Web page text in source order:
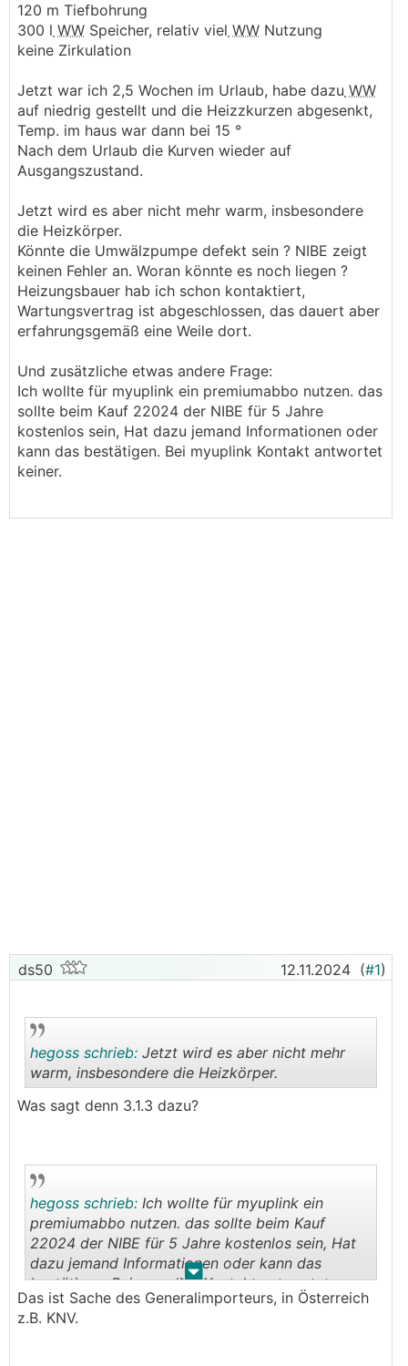
120 m Tiefbohrung
300 l WW Speicher, relativ viel WW Nutzung
keine Zirkulation
Jetzt war ich 2,5 Wochen im Urlaub, habe dazu WW
auf niedrig gestellt und die Heizzkurzen abgesenkt,
Temp. im haus war dann bei 15 °
Nach dem Urlaub die Kurven wieder auf
Ausgangszustand.
Jetzt wird es aber nicht mehr warm, insbesondere
die Heizkörper.
Könnte die Umwälzpumpe defekt sein ? NIBE zeigt
keinen Fehler an. Woran könnte es noch liegen ?
Heizungsbauer hab ich schon kontaktiert,
Wartungsvertrag ist abgeschlossen, das dauert aber
erfahrungsgemäß eine Weile dort.
Und zusätzliche etwas andere Frage:
Ich wollte für myuplink ein premiumabbo nutzen. das
sollte beim Kauf 22024 der NIBE für 5 Jahre
kostenlos sein, Hat dazu jemand Informationen oder
kann das bestätigen. Bei myuplink Kontakt antwortet
keiner.
ds50 12.11.2024 (#1)
hegoss schrieb: Jetzt wird es aber nicht mehr
warm, insbesondere die Heizkörper.
Was sagt denn 3.1.3 dazu?
. .
hegoss schrieb: Ich wollte für myuplink ein
premiumabbo nutzen. das sollte beim Kauf
22024 der NIBE für 5 Jahre kostenlos sein, Hat
dazu jemand Informationen oder kann das
bestätigen. Bei myuplink Kontakt antwortet
keiner.
Das ist Sache des Generalimporteurs, in Österreich
z.B. KNV.